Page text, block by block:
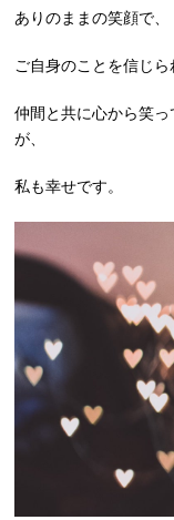
ありのままの笑顔で、
ご自身のことを信じら
仲間と共に心から笑
が、
私も幸せです。